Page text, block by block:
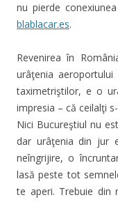
nu pierde
blablacar.es.
Revenirea în
urâţenia
taximetriştilor, e o
impresia – că ceilalţi
Nici Bucureştiul nu
dar urâţenia din jur
neîngrijire, o
lasă peste tot
te aperi. Trebuie din